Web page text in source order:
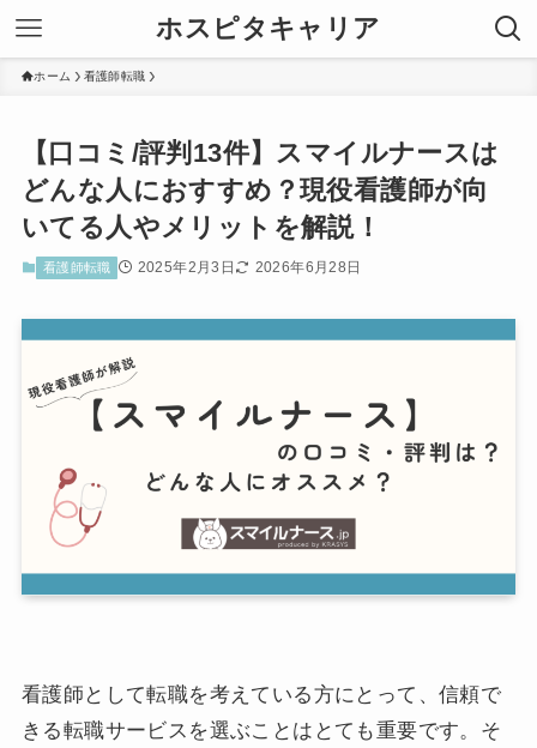
ホスピタキャリア
ホーム 看護師転職
【口コミ/評判13件】スマイルナースは
どんな人におすすめ？現役看護師が向
いてる人やメリットを解説！
看護師転職 2025年2月3日 2026年6月28日
看護師として転職を考えている方にとって、信頼で
きる転職サービスを選ぶことはとても重要です。そ